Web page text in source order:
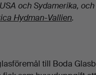
och Sydamerika,
Hydman-Vallien.
till Boda